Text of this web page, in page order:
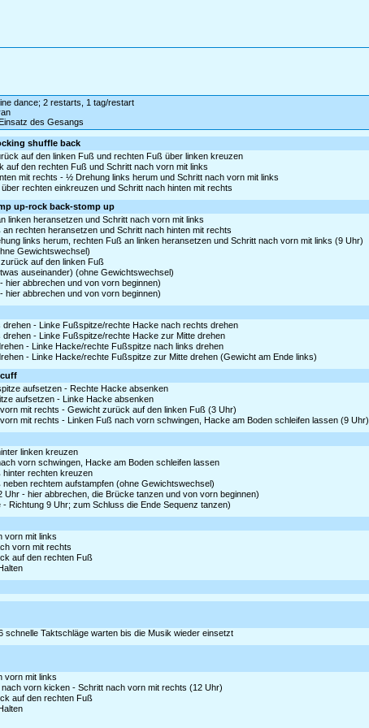
dance; 2 restarts, 1 tag/restart
des Gesangs
shuffle back
auf den linken Fuß und rechten Fuß über linken kreuzen
auf den rechten Fuß und Schritt nach vorn mit links
mit rechts - ½ Drehung links herum und Schritt nach vorn mit links
rechten einkreuzen und Schritt nach hinten mit rechts
up-rock back-stomp up
linken heransetzen und Schritt nach vorn mit links
rechten heransetzen und Schritt nach hinten mit rechts
links herum, rechten Fuß an linken heransetzen und Schritt nach vorn mit links (9 Uhr)
Gewichtswechsel)
auf den linken Fuß
auseinander) (ohne Gewichtswechsel)
hier abbrechen und von vorn beginnen)
hier abbrechen und von vorn beginnen)
- Linke Fußspitze/rechte Hacke nach rechts drehen
- Linke Fußspitze/rechte Hacke zur Mitte drehen
- Linke Hacke/rechte Fußspitze nach links drehen
- Linke Hacke/rechte Fußspitze zur Mitte drehen (Gewicht am Ende links)
aufsetzen - Rechte Hacke absenken
aufsetzen - Linke Hacke absenken
mit rechts - Gewicht zurück auf den linken Fuß (3 Uhr)
mit rechts - Linken Fuß nach vorn schwingen, Hacke am Boden schleifen lassen (9 Uhr)
linken kreuzen
vorn schwingen, Hacke am Boden schleifen lassen
rechten kreuzen
rechtem aufstampfen (ohne Gewichtswechsel)
Uhr - hier abbrechen, die Brücke tanzen und von vorn beginnen)
Richtung 9 Uhr; zum Schluss die Ende Sequenz tanzen)
vorn mit links
vorn mit rechts
auf den rechten Fuß
Taktschläge warten bis die Musik wieder einsetzt
vorn mit links
vorn kicken - Schritt nach vorn mit rechts (12 Uhr)
auf den rechten Fuß